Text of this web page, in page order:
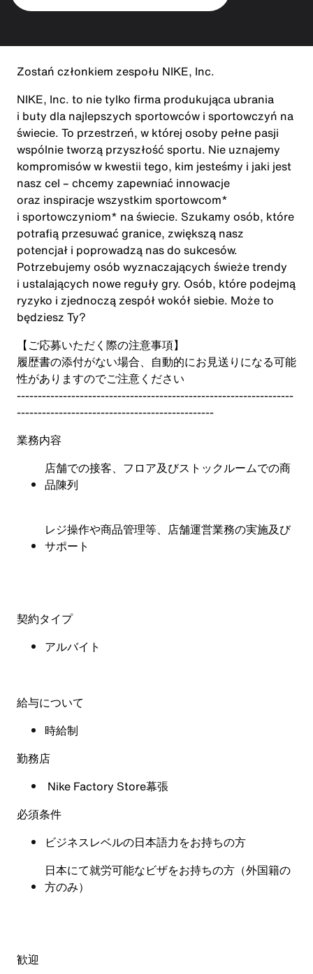
Zostań członkiem zespołu NIKE, Inc.
NIKE, Inc. to nie tylko firma produkująca ubrania
i buty dla najlepszych sportowców i sportowczyń na
świecie. To przestrzeń, w której osoby pełne pasji
wspólnie tworzą przyszłość sportu. Nie uznajemy
kompromisów w kwestii tego, kim jesteśmy i jaki jest
nasz cel – chcemy zapewniać innowacje
oraz inspiracje wszystkim sportowcom*
i sportowczyniom* na świecie. Szukamy osób, które
potrafią przesuwać granice, zwiększą nasz
potencjał i poprowadzą nas do sukcesów.
Potrzebujemy osób wyznaczających świeże trendy
i ustalających nowe reguły gry. Osób, które podejmą
ryzyko i zjednoczą zespół wokół siebie. Może to
będziesz Ty?
【ご応募いただく際の注意事項】
履歴書の添付がない場合、自動的にお見送りになる可能
性がありますのでご注意ください
------------------------------------------------------------------
-----------------------------------------------
業務内容
店舗での接客、フロア及びストックルームでの商
品陳列
レジ操作や商品管理等、店舗運営業務の実施及び
サポート
契約タイプ
アルバイト
給与について
時給制
勤務店
Nike Factory Store幕張
必須条件
ビジネスレベルの日本語力をお持ちの方
日本にて就労可能なビザをお持ちの方（外国籍の
方のみ）
歓迎